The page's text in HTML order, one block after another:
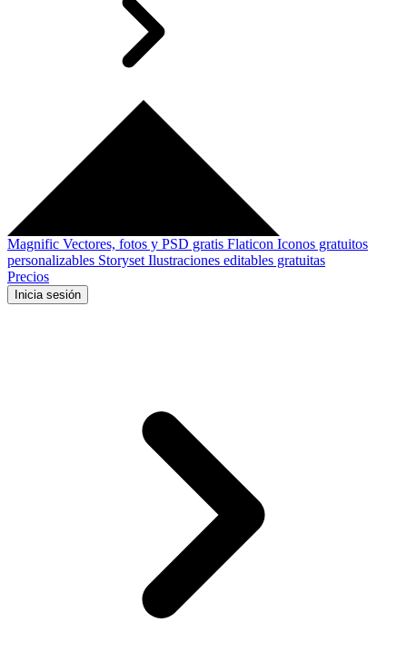
Magnific Vectores, fotos y PSD gratis Flaticon Iconos gratuitos
personalizables Storyset Ilustraciones editables gratuitas
Precios
Inicia sesión